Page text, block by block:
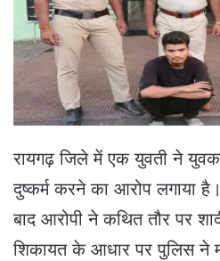
e
m
i
l
रायगढ़ जिले में एक युवती ने
दुष्कर्म करने का आरोप लगाया
बाद आरोपी ने कथित तौर पर
शिकायत के आधार पर पुलिस ने